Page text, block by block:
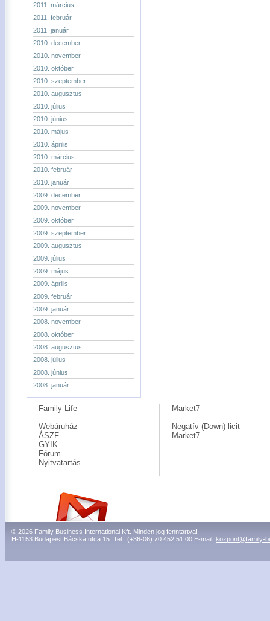
2011. március
2011. február
2011. január
2010. december
2010. november
2010. október
2010. szeptember
2010. augusztus
2010. július
2010. június
2010. május
2010. április
2010. március
2010. február
2010. január
2009. december
2009. november
2009. október
2009. szeptember
2009. augusztus
2009. július
2009. május
2009. április
2009. február
2009. január
2008. november
2008. október
2008. augusztus
2008. július
2008. június
2008. január
Family Life
Webáruház
ÁSZF
GYIK
Fórum
Nyitvatartás
Market7
Negatív (Down) licit
Market7
© 2026 Family Business International Kft. Minden jog fenntartva!
H-1153 Budapest Bácska utca 15. Tel.: (+36-06) 70 452 51 00 E-mail: kozpont@family-